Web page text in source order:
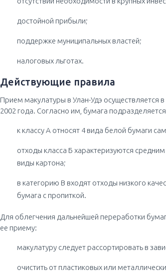
достойной прибыли;
поддержке муниципальных властей;
налоговых льготах.
Действующие правила
Прием макулатуры в Улан-Удэ осуществляется
2002 года. Согласно им, бумага
к классу А относят 4 вида белой бумаги
отходы класса Б характеризуются
виды картона;
в категорию В входят отходы низкого
бумага с пропиткой.
Для облегчения дальнейшей переработки
ее приему:
макулатуру следует рассортировать в
очистить от пластиковых или